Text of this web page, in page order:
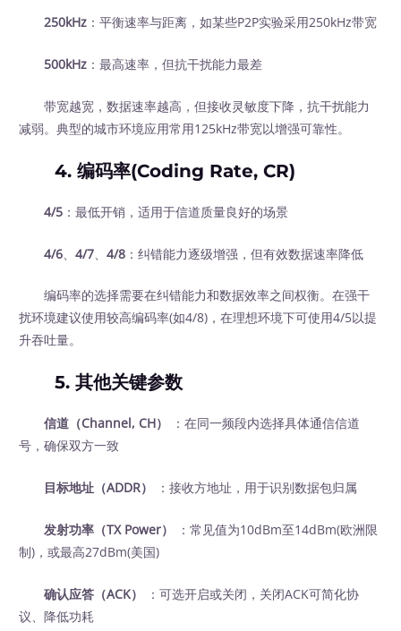
250kHz ：平衡速率与距离，如某些P2P实验采用250kHz带宽
500kHz ：最高速率，但抗干扰能力最差
带宽越宽，数据速率越高，但接收灵敏度下降，抗干扰能力
减弱。典型的城市环境应用常用125kHz带宽以增强可靠性。
4. 编码率(Coding Rate, CR)
4/5 ：最低开销，适用于信道质量良好的场景
4/6 、4/7 、4/8 ：纠错能力逐级增强，但有效数据速率降低
编码率的选择需要在纠错能力和数据效率之间权衡。在强干
扰环境建议使用较高编码率(如4/8)，在理想环境下可使用4/5以提
升吞吐量。
5. 其他关键参数
信道（Channel, CH）
‍ ：在同一频段内选择具体通信信道
号，确保双方一致
目标地址（ADDR） ‍ ：接收方地址，用于识别数据包归属
发射功率（TX Power）
‍ ：常见值为10dBm至14dBm(欧洲限
制)，或最高27dBm(美国)
确认应答（ACK）
‍ ：可选开启或关闭，关闭ACK可简化协
议、降低功耗